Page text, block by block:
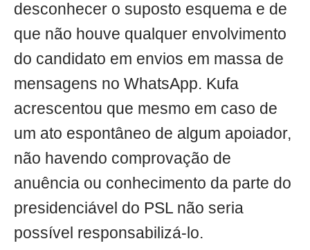
desconhecer o suposto esquema e de
que não houve qualquer envolvimento
do candidato em envios em massa de
mensagens no WhatsApp. Kufa
acrescentou que mesmo em caso de
um ato espontâneo de algum apoiador,
não havendo comprovação de
anuência ou conhecimento da parte do
presidenciável do PSL não seria
possível responsabilizá-lo.